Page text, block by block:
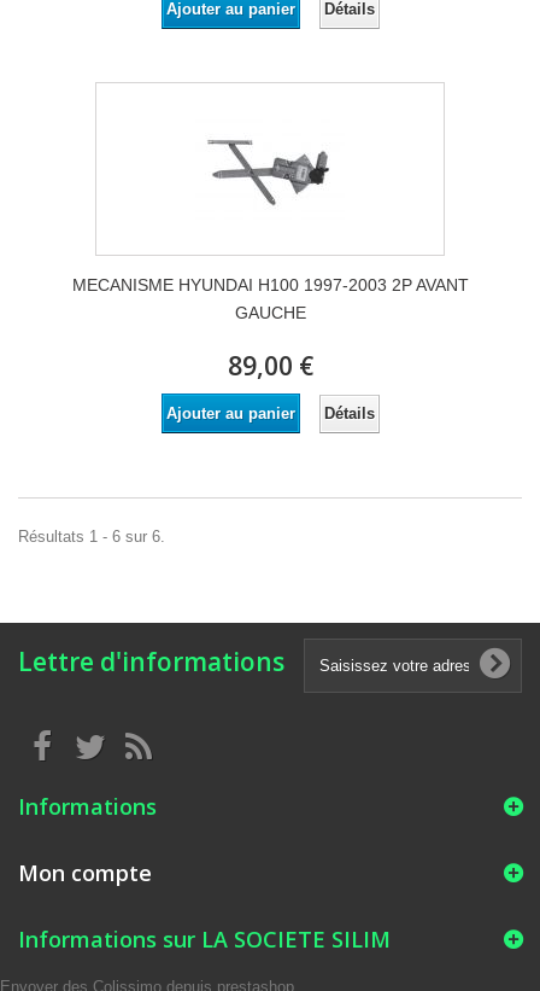
Ajouter au panier Détails
MECANISME HYUNDAI H100 1997-2003 2P AVANT
GAUCHE
89,00 €
Ajouter au panier Détails
Résultats 1 - 6 sur 6.
Lettre d'informations
Informations
Mon compte
Informations sur LA SOCIETE SILIM
Envoyer des Colissimo depuis prestashop